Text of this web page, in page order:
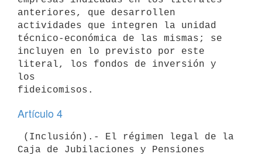
anteriores, que desarrollen
actividades que integren la unidad
técnico-económica de las mismas; se
incluyen en lo previsto por este
literal, los fondos de inversión y
los
Artículo 4
Caja de Jubilaciones y Pensiones